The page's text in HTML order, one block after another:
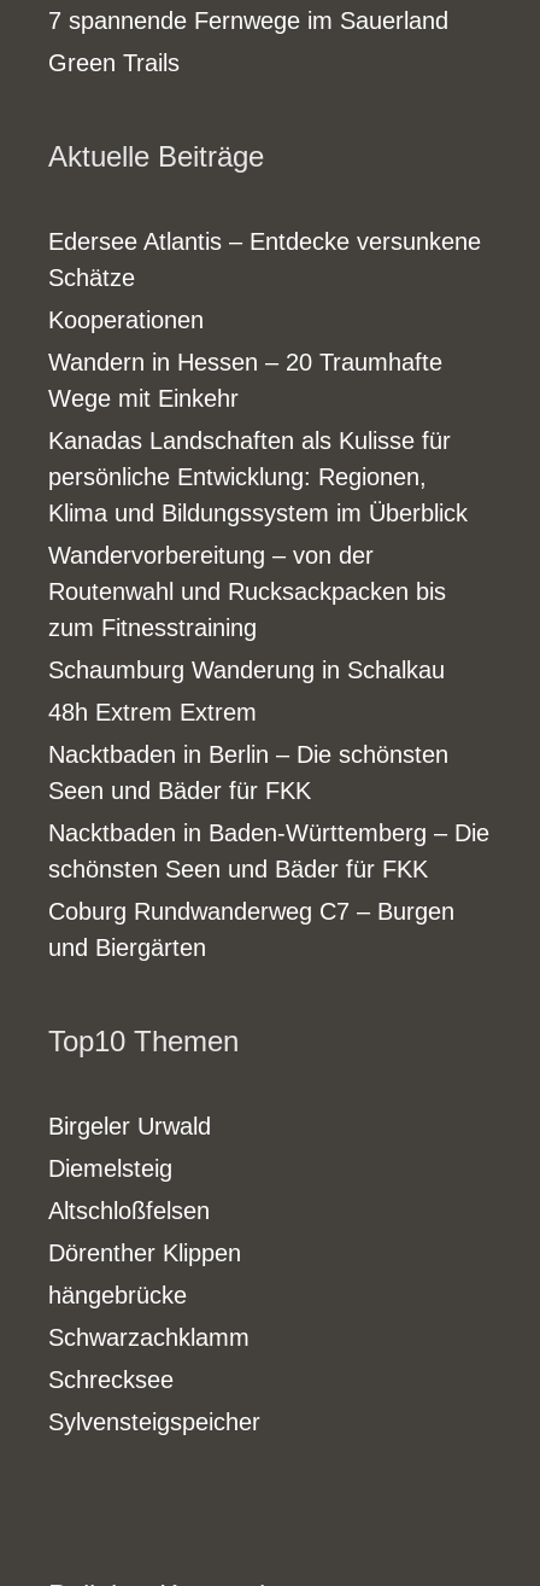
7 spannende Fernwege im Sauerland
Green Trails
Aktuelle Beiträge
Edersee Atlantis – Entdecke versunkene
Schätze
Kooperationen
Wandern in Hessen – 20 Traumhafte
Wege mit Einkehr
Kanadas Landschaften als Kulisse für
persönliche Entwicklung: Regionen,
Klima und Bildungssystem im Überblick
Wandervorbereitung – von der
Routenwahl und Rucksackpacken bis
zum Fitnesstraining
Schaumburg Wanderung in Schalkau
48h Extrem Extrem
Nacktbaden in Berlin – Die schönsten
Seen und Bäder für FKK
Nacktbaden in Baden-Württemberg – Die
schönsten Seen und Bäder für FKK
Coburg Rundwanderweg C7 – Burgen
und Biergärten
Top10 Themen
Birgeler Urwald
Diemelsteig
Altschloßfelsen
Dörenther Klippen
hängebrücke
Schwarzachklamm
Schrecksee
Sylvensteigspeicher